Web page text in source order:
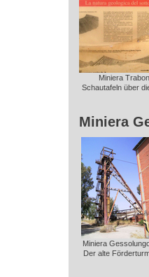
Miniera
Schautafeln über
Miniera
Miniera
Der alte